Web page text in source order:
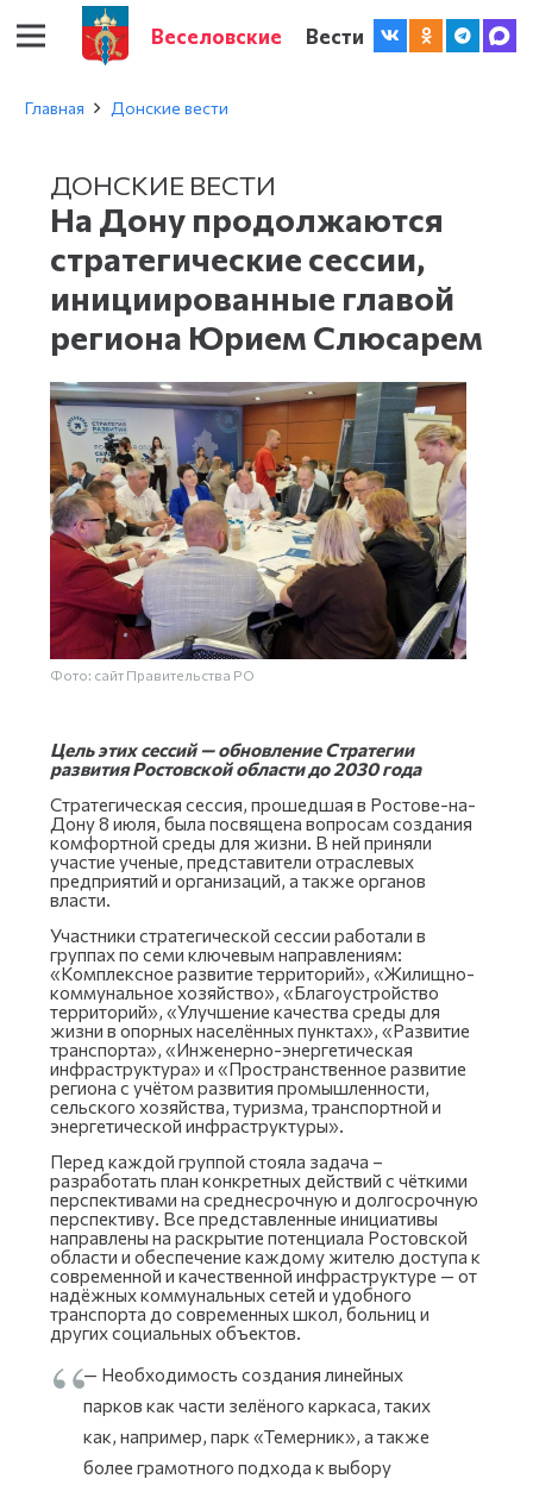
Веселовские Вести
Главная Донские вести
ДОНСКИЕ ВЕСТИ
На Дону продолжаются
стратегические сессии,
инициированные главой
региона Юрием Слюсарем
Фото: сайт Правительства РО
Цель этих сессий — обновление Стратегии
развития Ростовской области до 2030 года
Стратегическая сессия, прошедшая в Ростове-на-
Дону 8 июля, была посвящена вопросам создания
комфортной среды для жизни. В ней приняли
участие ученые, представители отраслевых
предприятий и организаций, а также органов
власти.
Участники стратегической сессии работали в
группах по семи ключевым направлениям:
«Комплексное развитие территорий», «Жилищно-
коммунальное хозяйство», «Благоустройство
территорий», «Улучшение качества среды для
жизни в опорных населённых пунктах», «Развитие
транспорта», «Инженерно-энергетическая
инфраструктура» и «Пространственное развитие
региона с учётом развития промышленности,
сельского хозяйства, туризма, транспортной и
энергетической инфраструктуры».
Перед каждой группой стояла задача –
разработать план конкретных действий с чёткими
перспективами на среднесрочную и долгосрочную
перспективу. Все представленные инициативы
направлены на раскрытие потенциала Ростовской
области и обеспечение каждому жителю доступа к
современной и качественной инфраструктуре — от
надёжных коммунальных сетей и удобного
транспорта до современных школ, больниц и
других социальных объектов.
— Необходимость создания линейных
парков как части зелёного каркаса, таких
как, например, парк «Темерник», а также
более грамотного подхода к выбору